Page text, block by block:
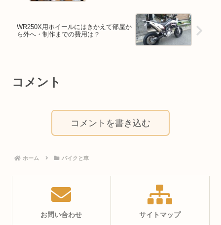
WR250X用ホイールにはきかえて部屋か
ら外へ・制作までの費用は？
コメント
コメントを書き込む
ホーム バイクと車
お問い合わせ サイトマップ